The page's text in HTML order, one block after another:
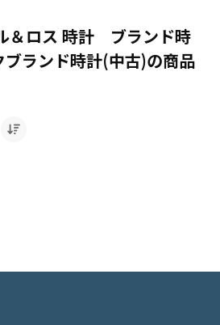
＆ロス 時計 ブランド時
ランド時計(中古)の商品